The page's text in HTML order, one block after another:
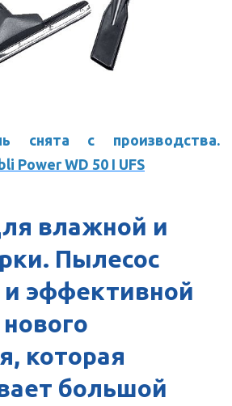
снята с производства.
Power WD 50 I UFS
влажной и
Пылесос
эффективной
которая
большой